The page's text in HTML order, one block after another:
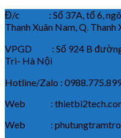
Đ/c : Số 37A, tổ 6, ngõ
Thanh Xuân Nam, Q. Thanh
VPGD : Số 924 B đường
Trì- Hà Nội
Hotline/Zalo :
Web :
Web :